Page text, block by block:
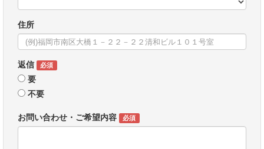
住所
返信 必須
要
不要
お問い合わせ・ご希望内容 必須